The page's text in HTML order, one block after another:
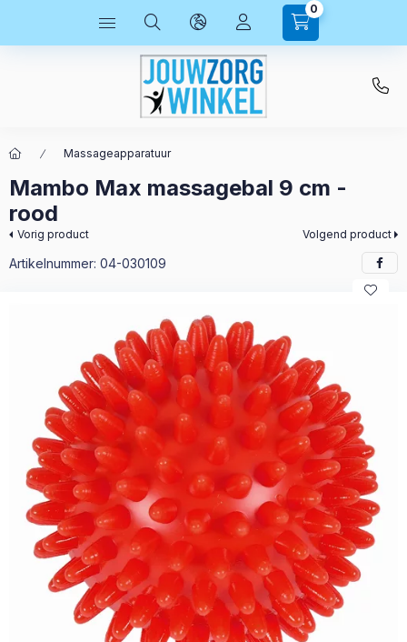
0
Massageapparatuur
Mambo Max massagebal 9 cm -
rood
Vorig product Volgend product
Artikelnummer: 04-030109